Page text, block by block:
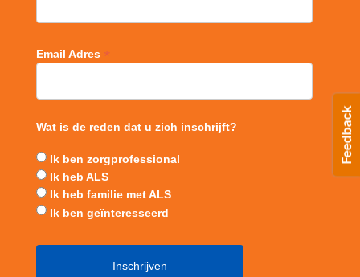
Email Adres *
Wat is de reden dat u zich inschrijft?
Ik ben zorgprofessional
Ik heb ALS
Ik heb familie met ALS
Ik ben geïnteresseerd